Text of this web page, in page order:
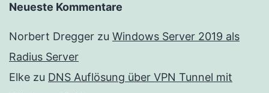
Neueste Kommentare
Norbert Dregger zu Windows Server 2019 als
Radius Server
Elke zu DNS Auflösung über VPN Tunnel mit